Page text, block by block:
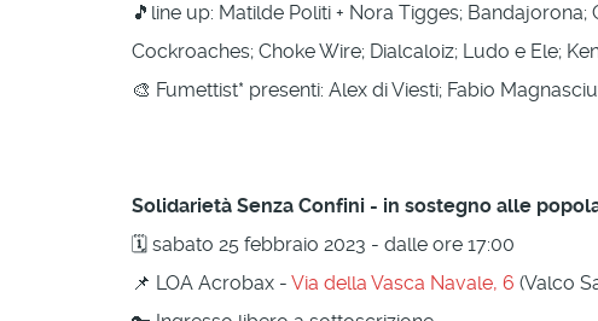
🎵line up: Matilde Politi + Nora Tigges;
Cockroaches; Choke Wire; Dialcaloiz; Ludo e Ele;
🎨 Fumettist* presenti: Alex di Viesti; Fabio
Solidarietà Senza Confini - in sostegno alle
🗓 sabato 25 febbraio 2023 - dalle ore 17:00
📌 LOA Acrobax - Via della Vasca Navale, 6 (Valco